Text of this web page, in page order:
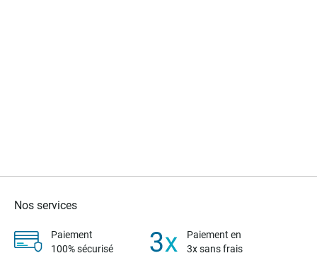
Nos services
Paiement
100% sécurisé
Paiement en
3x sans frais